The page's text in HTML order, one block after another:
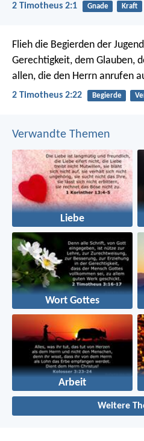
2 Timotheus 2:1 Gnade Kraft
Flieh die Begierden der
Gerechtigkeit, dem Glauben,
allen, die den Herrn anrufen
2 Timotheus 2:22 Begierde
Verwandte Themen
Liebe
Wort Gottes
Arbeit
Weitere